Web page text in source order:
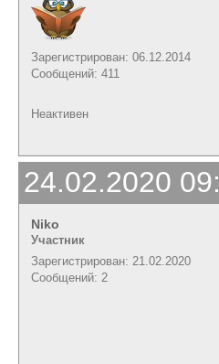
Зарегистрирован: 06.12.2014
Сообщений: 411
Неактивен
24.02.2020
Niko
Участник
Зарегистрирован: 21.02.2020
Сообщений: 2